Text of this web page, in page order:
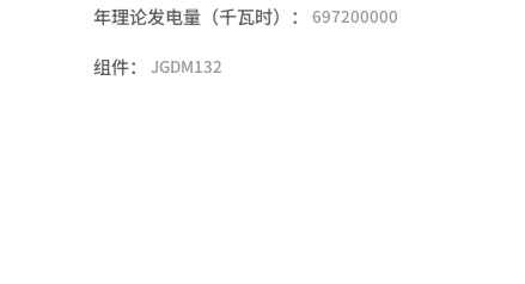
年理论发电量（千瓦时）： 697200000
组件： JGDM132